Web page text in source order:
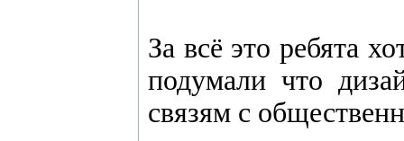
За всё это ребята
подумали что
связям с